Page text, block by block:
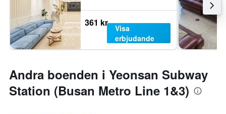
361 kr
Visa
erbjudande
Andra boenden i Yeonsan Subway
Station (Busan Metro Line 1&3)